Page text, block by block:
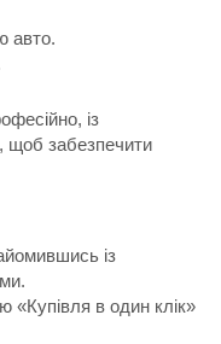
авто.
із
щоб забезпечити
із
«Купівля в один клік»